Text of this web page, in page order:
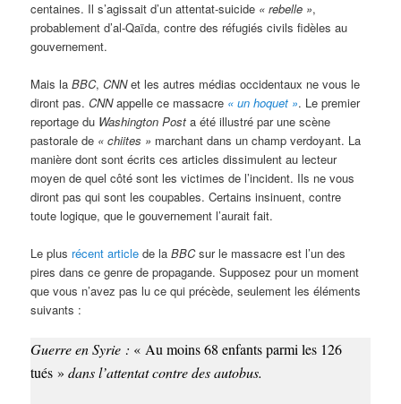
centaines. Il s’agissait d’un attentat-suicide « rebelle »,
probablement d’al-Qaïda, contre des réfugiés civils fidèles au
gouvernement.
Mais laBBC,CNNet les autres médias occidentaux ne vous le
diront pas.CNNappelle ce massacre « un hoquet ». Le premier
reportage du Washington Post a été illustré par une scène
pastorale de « chiites » marchant dans un champ verdoyant. La
manière dont sont écrits ces articles dissimulent au lecteur
moyen de quel côté sont les victimes de l’incident. Ils ne vous
diront pas qui sont les coupables. Certains insinuent, contre
toute logique, que le gouvernement l’aurait fait.
Le plus récent article de laBBCsur le massacre est l’un des
pires dans ce genre de propagande. Supposez pour un moment
que vous n’avez pas lu ce qui précède, seulement les éléments
suivants :
Guerre en Syrie : « Au moins 68 enfants parmi les 126
tués » dans l’attentat contre des autobus.